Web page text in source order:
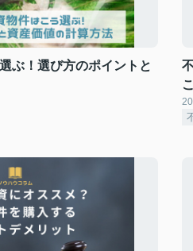
ぶ！選び方のポイントと